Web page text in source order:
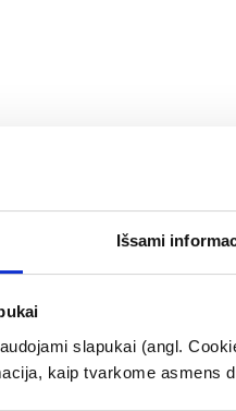
Išsami
slapukai (angl.
kaip tvarkome asmens
papildas